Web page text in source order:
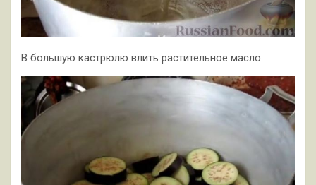
В большую кастрюлю влить растительное масло.